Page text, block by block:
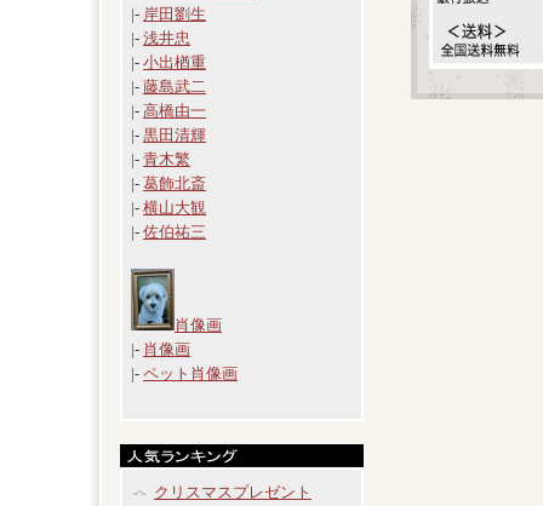
|- 岸田劉生
|- 浅井忠
|- 小出楢重
|- 藤島武二
|- 高橋由一
|- 黒田清輝
|- 青木繁
|- 葛飾北斎
|- 横山大観
|- 佐伯祐三
肖像画
|- 肖像画
|- ペット肖像画
クリスマスプレゼント